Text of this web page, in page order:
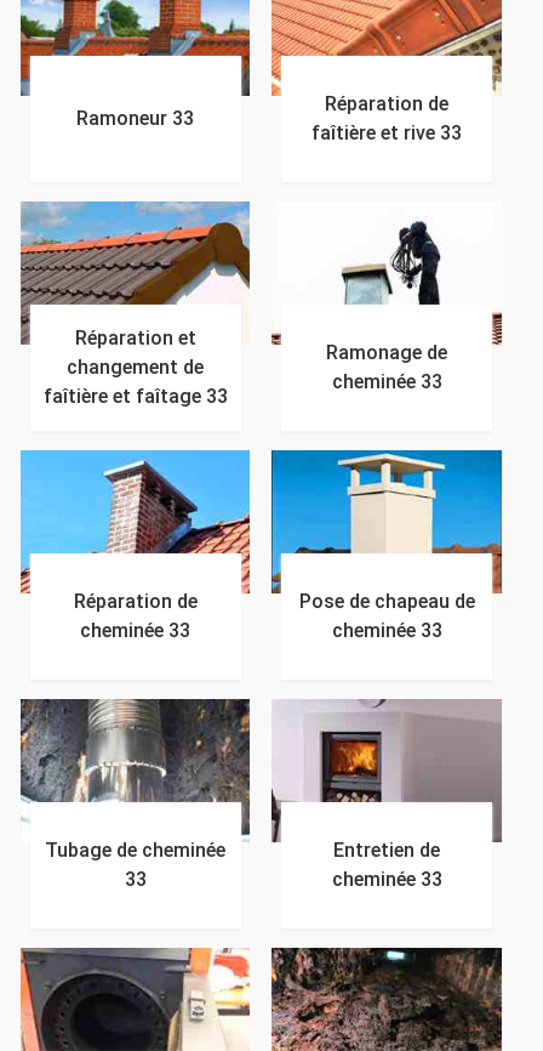
Ramoneur 33
Réparation de
faîtière et rive 33
Réparation et
changement de
faîtière et faîtage 33
Ramonage de
cheminée 33
Réparation de
cheminée 33
Pose de chapeau de
cheminée 33
Tubage de cheminée
33
Entretien de
cheminée 33